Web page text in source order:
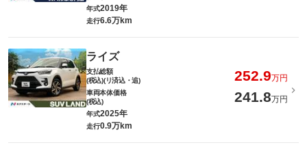
年式2019年
走行6.6万km
ライズ
支払総額
(税込)(リ済込・追)
252.9万円
車両本体価格
(税込)
241.8万円
年式2025年
走行0.9万km